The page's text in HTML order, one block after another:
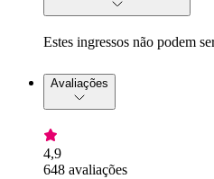
Estes ingressos não podem
Avaliações
4,9
648 avaliações